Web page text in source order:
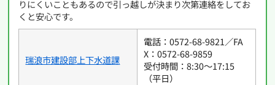
りにくいこともあるので引っ越しが決まり次第連絡をしてお
くと安心です。
瑞浪市建設部上下水道課
電話：0572-68-9821／FA
X：0572-68-9859
受付時間：8:30〜17:15
（平日）